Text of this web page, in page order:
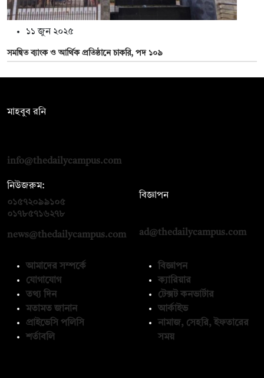
১১ জুন ২০২৫
সমন্বিত ব্যাংক ও আর্থিক প্রতিষ্ঠানে চাকরি, পদ ১০৯
মাহবুব রনি
info@thedailycampus.com
নিউজরুম:
০১৫৭২০৯৯১০৫
০১৭৮৫৭১৬২৭৮
news@thedailycampus.com
বিজ্ঞাপন
ad@thedailycampus.com
আমাদের সম্পর্কে
যোগাযোগ
তথ্য দিন
মতামত জানান
প্রাইভেসি পলিসি
শর্তাবলি
বিজ্ঞাপন
ক্যারিয়ার
টেক্সট কনভার্টার
আর্কাইভ
নামাজ, সেহরি, ইফতারের
সময়